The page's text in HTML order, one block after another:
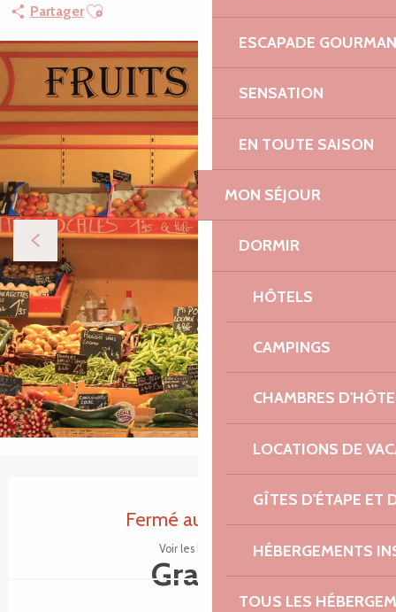
ESCAPADE
SENSATION
EN TOUTE SAISON
MON SÉJOUR
DORMIR
HÔTELS
CAMPINGS
CHAMBRES
LOCATIONS DE
GÎTES D'ÉTAPE ET
HÉBERGEMENTS
TOUS LES
PartagerAjouter aux favoris
Fermé aujourd'hui
Voir les horaires
Gratuit